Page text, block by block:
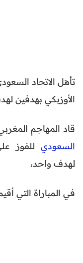
تأهل الاتحاد
الأوزبكي بهدفين
قاد المهاجم
السعودي للفوز
لهدف واحد،
في المباراة التي